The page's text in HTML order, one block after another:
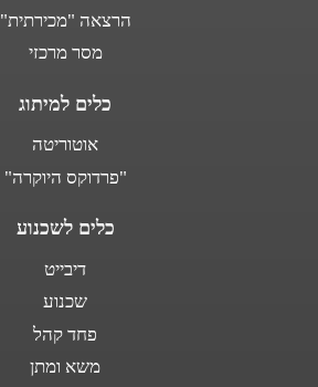
הרצאה "מכירתית"
מסר מרכזי
כלים למיתוג
אוטוריטה
"פרדוקס היוקרה"
כלים לשכנוע
דיבייט
שכנוע
פחד קהל
משא ומתן